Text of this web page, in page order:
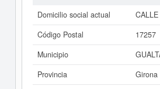
Domicilio social actual
Código Postal
17257
Municipio
Provincia
Girona